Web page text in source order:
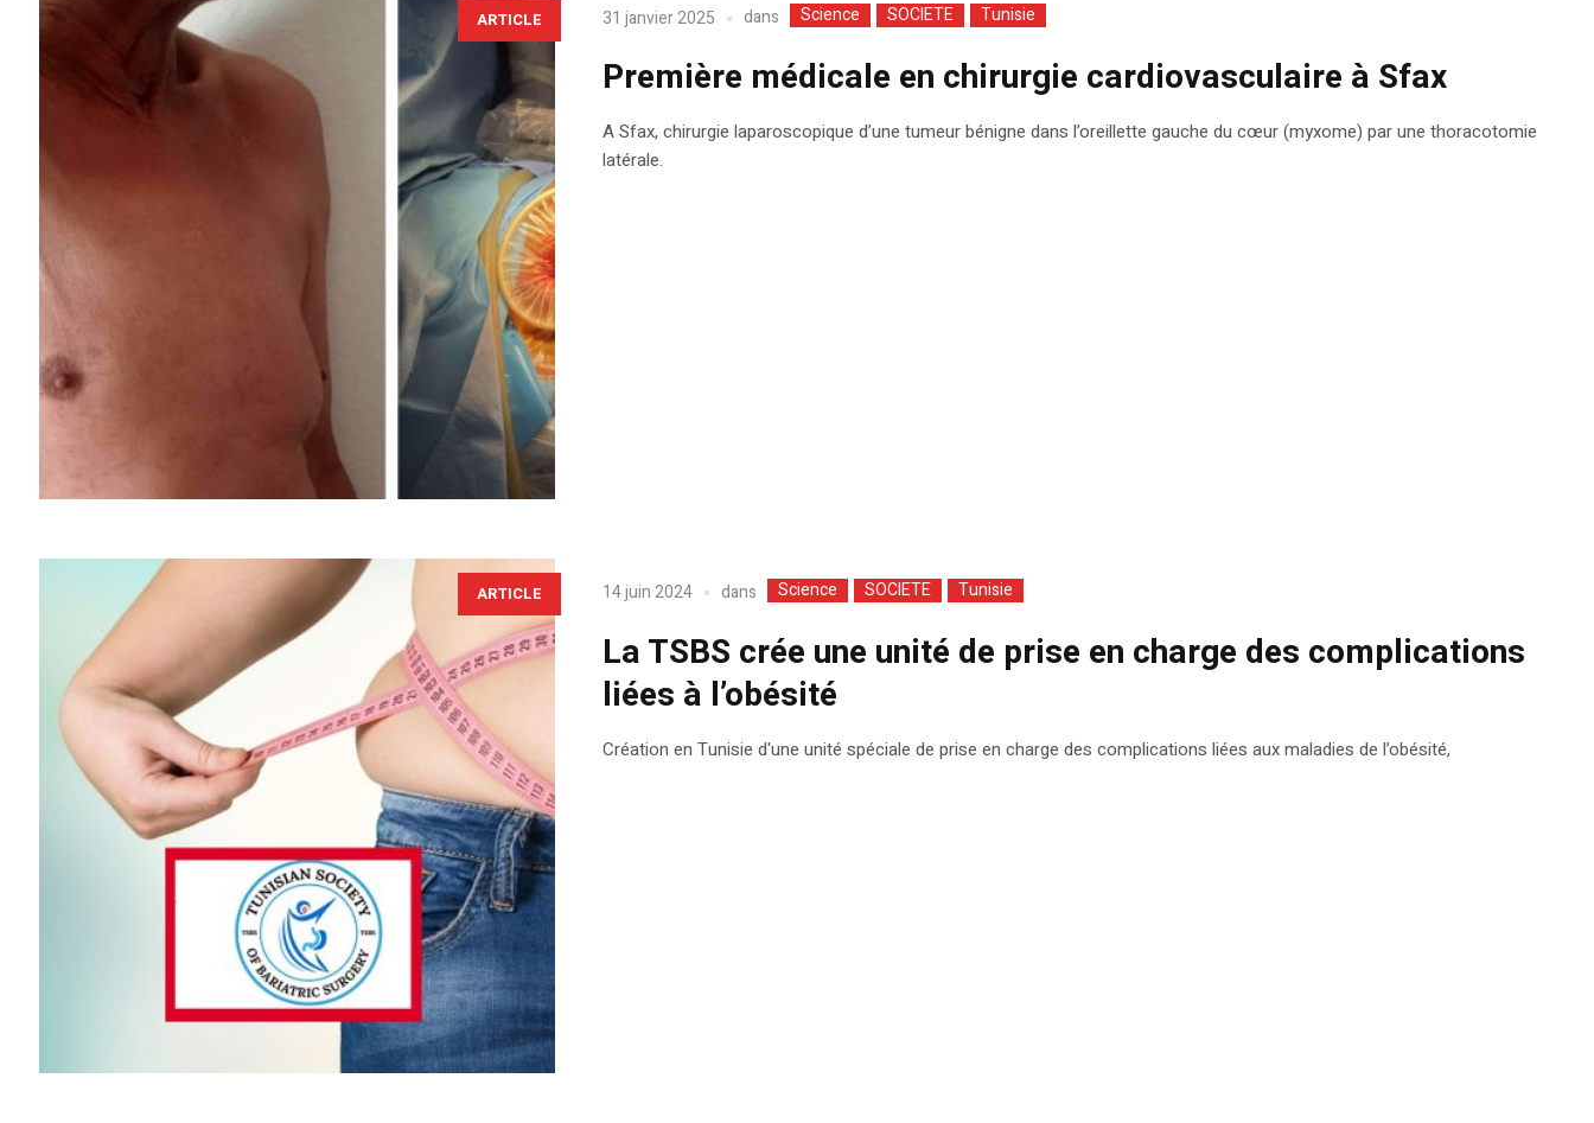
ARTICLE 31 janvier 2025 dans Science SOCIETE Tunisie
Première médicale en chirurgie cardiovasculaire à Sfax
A Sfax, chirurgie laparoscopique d’une tumeur bénigne dans l’oreillette gauche du cœur (myxome) par une thoracotomie
latérale.
ARTICLE 14 juin 2024 dans Science SOCIETE Tunisie
La TSBS crée une unité de prise en charge des complications
liées à l’obésité
Création en Tunisie d'une unité spéciale de prise en charge des complications liées aux maladies de l’obésité,